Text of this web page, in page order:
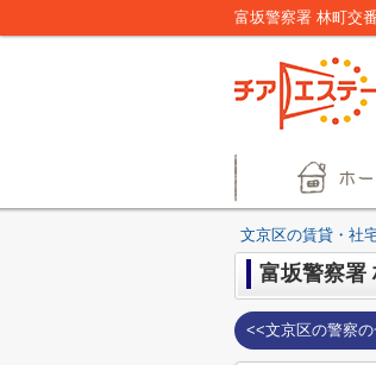
富坂警察署 林町交
文京区の賃貸・社
富坂警察署
<<文京区の警察